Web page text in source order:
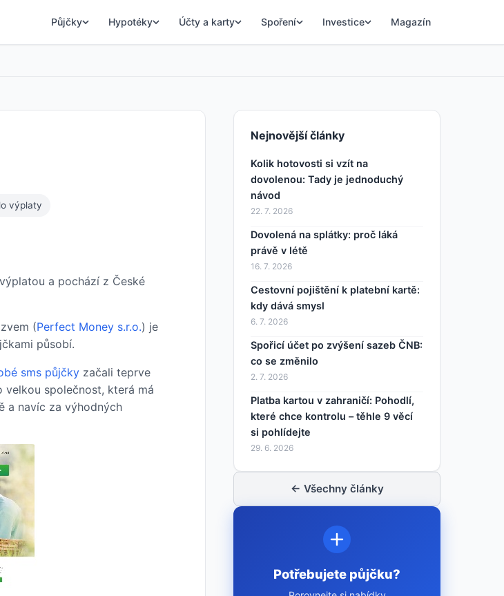
Půjčky Hypotéky Účty a karty Spoření Investice Magazín
výplaty
a pochází z České
(Perfect Money s.r.o.) je
působí.
sms půjčky začali teprve
velkou společnost, která má
a navíc za výhodných
Nejnovější články
Kolik hotovosti si vzít na
dovolenou: Tady je jednoduchý
návod
22. 7. 2026
Dovolená na splátky: proč láká
právě v létě
16. 7. 2026
Cestovní pojištění k platební kartě:
kdy dává smysl
6. 7. 2026
Spořicí účet po zvýšení sazeb ČNB:
co se změnilo
2. 7. 2026
Platba kartou v zahraničí: Pohodlí,
které chce kontrolu – těhle 9 věcí
si pohlídejte
29. 6. 2026
← Všechny články
Potřebujete půjčku?